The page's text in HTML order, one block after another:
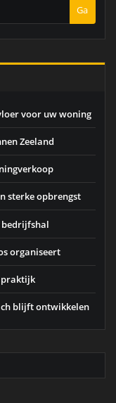
Ga
voor uw woning
Zeeland
sterke opbrengst
bedrijfshal
organiseert
praktijk
blijft ontwikkelen